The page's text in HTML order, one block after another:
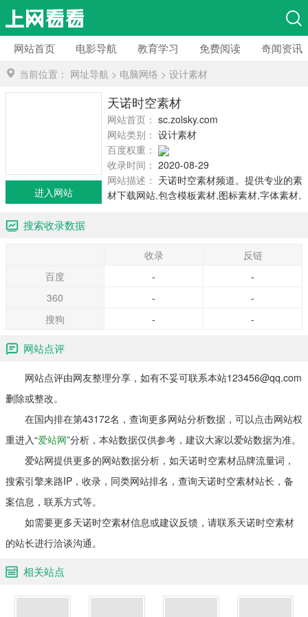
网站首页 电影导航 教育学习 免费阅读 奇闻资讯
当前位置： 网址导航 > 电脑网络 > 设计素材
天诺时空素材
网站首页： sc.zolsky.com
网站类别： 设计素材
百度权重：
收录时间： 2020-08-29
网站描述： 天诺时空素材频道。提供专业的素
材下载网站,包含模板素材,图标素材,字体素材,
进入网站
搜索收录数据
收录
反链
百度
-
-
360
-
-
搜狗
- -
网站点评
网站点评由网友整理分享，如有不妥可联系本站123456@qq.com
删除或整改。
在国内排在第43172名，查询更多网站分析数据，可以点击网站权
重进入“爱站网”分析，本站数据仅供参考，建议大家以爱站数据为准。
爱站网提供更多的网站数据分析，如天诺时空素材品牌流量词，
搜索引擎来路IP，收录，同类网站排名，查询天诺时空素材站长，备
案信息，联系方式等。
如需要更多天诺时空素材信息或建议反馈，请联系天诺时空素材
的站长进行洽谈沟通。
相关站点